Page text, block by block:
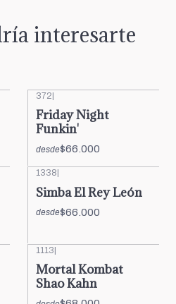
interesarte
372
Friday Night
Funkin'
desde$66.000
1338
Simba El Rey León
desde$66.000
1113|
Mortal Kombat
Shao Kahn